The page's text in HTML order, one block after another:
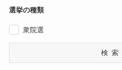
選挙の種類
衆院選
検索